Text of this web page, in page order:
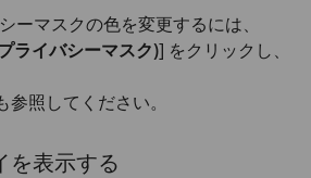
ーマスクの色を変更するには、
ライバシーマスク)] をクリックし、
参照してください。
を表示する